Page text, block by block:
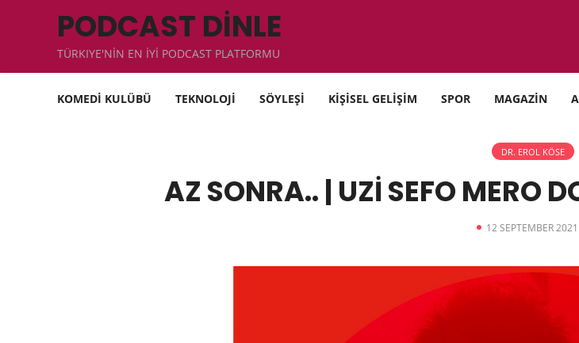
PODCAST DİNLE
TÜRKIYE'NİN EN İYİ PODCAST PLATFORMU
KOMEDİ KULÜBÜ TEKNOLOJİ SÖYLEŞİ KİŞİSEL GELİŞİM SPOR MAGAZİN
DR. EROL KÖSE
AZ SONRA.. | UZİ SEFO MERO
12 SEPTEMBER 2021